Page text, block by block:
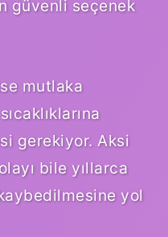
güvenli seçenek
mutlaka
gerekiyor. Aksi
bile yıllarca
yol